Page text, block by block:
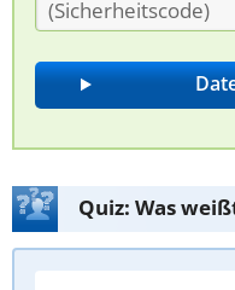
Quiz: Was